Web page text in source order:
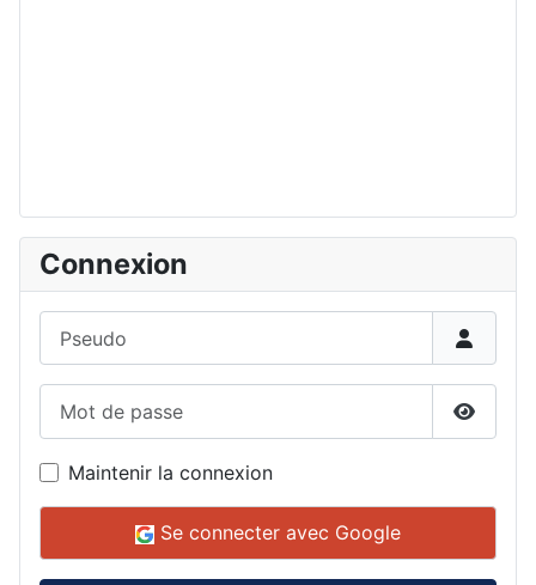
Connexion
Maintenir la connexion
Se connecter avec Google